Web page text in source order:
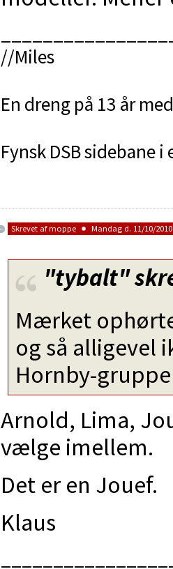
//Miles
En dreng på 13 år
Fynsk DSB sidebane i
Skrevet afmoppe Mandag d. 11/10/
"tybalt"
Mærket
og så alligevel
Hornby-
Arnold, Lima,
vælge imellem.
Det er en Jouef.
Klaus